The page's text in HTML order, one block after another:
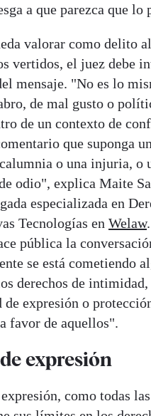
a que parezca que lo
valorar como delito
vertidos, el juez debe
mensaje. "No es lo
de mal gusto o
de un contexto de
que suponga
o una injuria, o
odio", explica Maite
especializada en
Tecnologías en Welaw
pública la
se está cometiendo
derechos de intimi
expresión o
favor de aquellos".
expresión
como todas las